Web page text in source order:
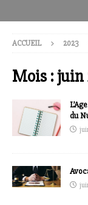
ACCUEIL 2023
Mois :juin
du